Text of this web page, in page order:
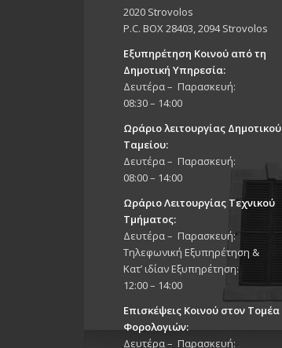
2020 Strovolos
P.C. BOX 28403, 2094 Strovolos
Εξυπηρέτηση Κοινού από τη
Δημοτική Υπηρεσία:
Δευτέρα – Παρασκευή:
08:30 – 14:00
Ωράριο λειτουργίας Δημοτικού
Ταμείου:
Δευτέρα – Παρασκευή:
08:00 – 14:00
Ωράριο Λειτουργίας Τεχνικού
Τμήματος:
Δευτέρα – Παρασκευή:
Τηλεφωνική Εξυπηρέτηση &
Κατ’ ιδίαν Εξυπηρέτηση:
12:00 – 14:00
Επισκέψεις Κοινού στον Τομέα
Φορολογιών:
Δευτέρα – Παρασκευή: